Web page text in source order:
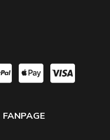
FANPAGE